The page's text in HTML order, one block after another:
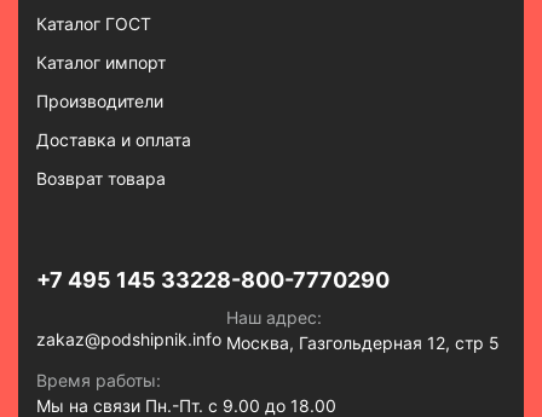
Каталог ГОСТ
Каталог импорт
Производители
Доставка и оплата
Возврат товара
+7 495 145 33228-800-7770290
zakaz@podshipnik.info
Наш адрес:
Москва, Газгольдерная 12, стр 5
Время работы:
Мы на связи Пн.-Пт. с 9.00 до 18.00